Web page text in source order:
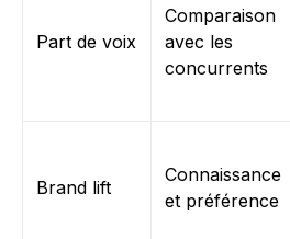
Part de voix
Comparaison
avec les
concurrents
Brand lift
Connaissance
et préférence